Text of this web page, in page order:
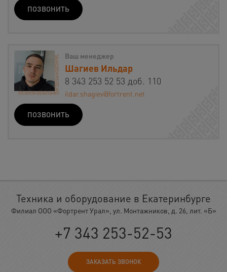
ПОЗВОНИТЬ
Ваш менеджер
Шагиев Ильдар
8 343 253 52 53 доб. 110
ildar.shagiev@fortrent.net
ПОЗВОНИТЬ
Техника и оборудование в Екатеринбурге
Филиал ООО «Фортрент Урал», ул. Монтажников, д. 26, лит. «Б»
+7 343 253-52-53
ЗАКАЗАТЬ ЗВОНОК